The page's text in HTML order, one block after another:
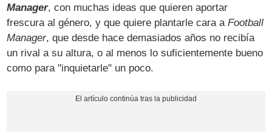
Manager, con muchas ideas que quieren aportar
frescura al género, y que quiere plantarle cara aFootball
Manager, que desde hace demasiados años no recibía
un rival a su altura, o al menos lo suficientemente bueno
como para "inquietarle" un poco.